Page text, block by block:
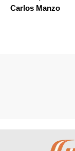
Carlos Manzo